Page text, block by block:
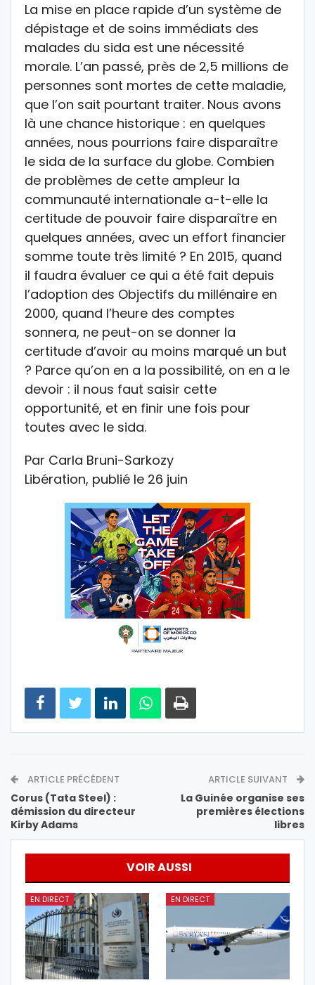
La mise en place rapide d’un système de
dépistage et de soins immédiats des
malades du sida est une nécessité
morale. L’an passé, près de 2,5 millions de
personnes sont mortes de cette maladie,
que l’on sait pourtant traiter. Nous avons
là une chance historique : en quelques
années, nous pourrions faire disparaître
le sida de la surface du globe. Combien
de problèmes de cette ampleur la
communauté internationale a-t-elle la
certitude de pouvoir faire disparaître en
quelques années, avec un effort financier
somme toute très limité ? En 2015, quand
il faudra évaluer ce qui a été fait depuis
l’adoption des Objectifs du millénaire en
2000, quand l’heure des comptes
sonnera, ne peut-on se donner la
certitude d’avoir au moins marqué un but
? Parce qu’on en a la possibilité, on en a le
devoir : il nous faut saisir cette
opportunité, et en finir une fois pour
toutes avec le sida.
Par Carla Bruni-Sarkozy
Libération, publié le 26 juin
ARTICLE PRÉCÉDENT
Corus (Tata Steel) :
démission du directeur
Kirby Adams
ARTICLE SUIVANT
La Guinée organise ses
premières élections
libres
VOIR AUSSI
EN DIRECT EN DIRECT